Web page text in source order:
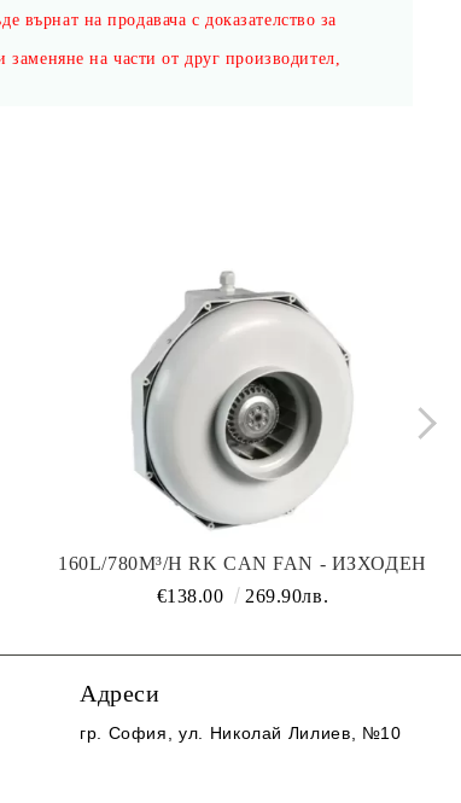
върнат на продавача с доказателство за
на части от друг производител,
160L/780M³/H RK CAN FAN - ИЗХОДЕН
/ ВХОДЕН ВЕНТИЛАТОР
€138.00 269.90лв.
Адреси
гр. София , ул. Николай Лилиев, №10